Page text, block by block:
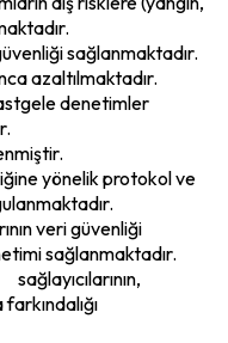
sağlanmaktadır.
azaltılmaktadır.
denetimler
yönelik protokol ve
veri güvenliği
sağlanmaktadır.